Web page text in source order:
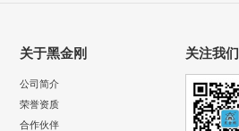
关注我们
关于黑金刚
公司简介
荣誉资质
合作伙伴